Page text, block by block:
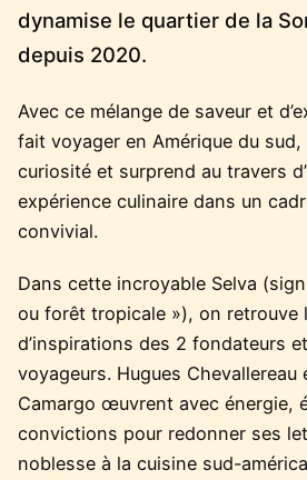
dynamise le quartier de la
depuis 2020.
Avec ce mélange de saveur et
fait voyager en Amérique du sud,
curiosité et surprend au travers
expérience culinaire dans un
convivial.
Dans cette incroyable Selva
ou forêt tropicale »), on retrouve
d’inspirations des 2 fondateurs
voyageurs. Hugues Chevallereau
Camargo œuvrent avec énergie,
convictions pour redonner ses
noblesse à la cuisine sud-